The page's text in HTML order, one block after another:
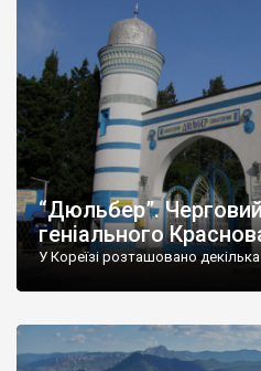
“Дюльбер”.
геніального
У Кореїзі розташовано